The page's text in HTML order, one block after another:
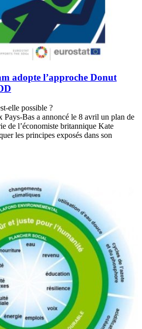
adopte l’approche Donut
elle possible ?
Pays-Bas a annoncé le 8 avril un plan de
de l’économiste britannique Kate
les principes exposés dans son